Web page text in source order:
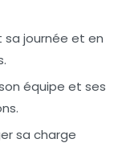
journée et en
équipe et ses
sa charge